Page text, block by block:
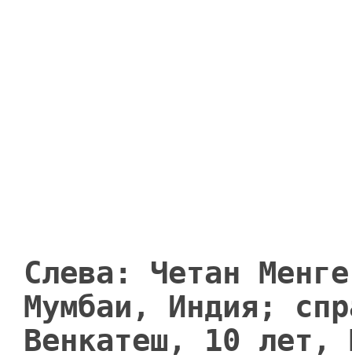
Слева: Четан
Мумбаи, Индия;
Венкатеш, 10 лет,